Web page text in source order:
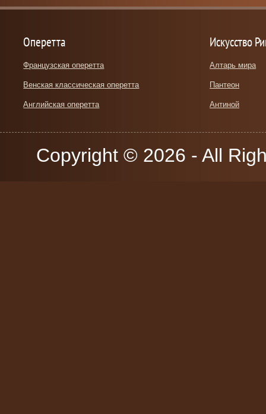
Оперетта
Французская оперетта
Венская классическая оперетта
Английская оперетта
Искусство
Алтарь мира
Пантеон
Антиной
Copyright © 2026 - All